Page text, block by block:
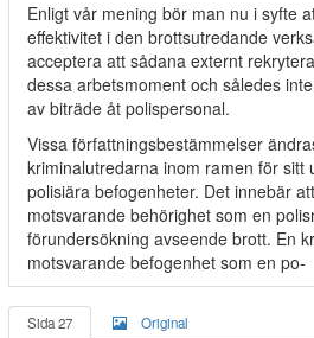
Enligt vår mening bör man nu i syfte
effektivitet i den brottsutredande
acceptera att sådana externt
dessa arbetsmoment och således
av biträde åt polispersonal.
Vissa författningsbestämmelser
kriminalutredarna inom ramen för sitt
polisiära befogenheter. Det innebär
motsvarande behörighet som en
förundersökning avseende brott. En
motsvarande befogenhet som en po-
Sida 27 Original